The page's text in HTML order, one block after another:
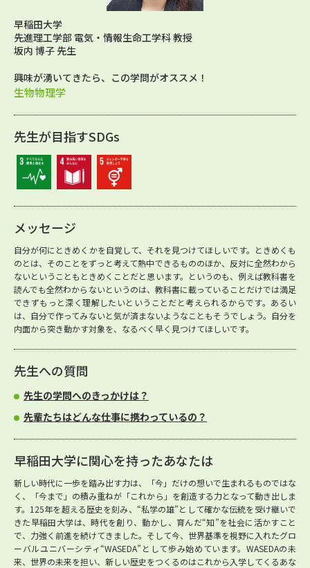
早稲田大学
先進理工学部 電気・情報生命工学科 教授
坂内 博子 先生
興味が湧いてきたら、この学問がオススメ！
生物物理学
先生が目指すSDGs
メッセージ
自分が何にときめくかを自覚して、それを見つけてほしいです。ときめくも
のとは、そのことをずっと考えて熱中できるもののほか、反対に全然わから
ないということもときめくことだと思います。というのも、例えば教科書を
読んでも全然わからないというのは、教科書に載っていることだけでは満足
できずもっと深く理解したいということだと考えられるからです。あるい
は、自分で作ってみないと気が済まないようなこともそうでしょう。自分を
内面から突き動かす対象を、なるべく早く見つけてほしいです。
先生への質問
先生の学問へのきっかけは？
先輩たちはどんな仕事に携わっているの？
早稲田大学に関心を持ったあなたは
新しい時代に一歩を踏み出す力は、「今」だけの想いで生まれるものではな
く、「今まで」の積み重ねが「これから」を創造する力となって動き出しま
す。125年を超える歴史を刻み、“私学の雄”として確かな伝統を受け継いで
きた早稲田大学は、時代を創り、動かし、育んだ“知”を社会に活かすこと
で、力強く前進を続けてきました。そして今、世界基準を視野に入れたグロ
ーバルユニバーシティ“WASEDA”として歩み始めています。WASEDAの未
来、世界の未来を担い、新しい歴史をつくるのはこれから入学してくるあな